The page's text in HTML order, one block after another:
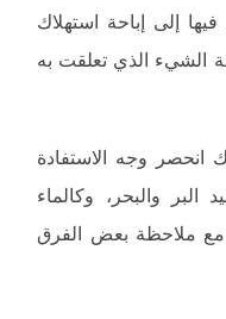
إلى إباحة استهلاك
الشيء الذي تعلقت به
انحصر وجه الاستفادة
البر والبحر، وكالماء
مع ملاحظة بعض الفرق